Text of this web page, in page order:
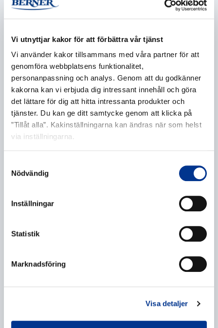
Vi utnyttjar kakor för att förbättra vår tjänst
Vi använder kakor tillsammans med våra partner för att
genomföra webbplatsens funktionalitet,
personanpassning och analys. Genom att du godkänner
kakorna kan vi erbjuda dig intressant innehåll och göra
det lättare för dig att hitta intressanta produkter och
tjänster. Du kan ge ditt samtycke genom att klicka på
”Tillåt alla”. Kakinställningarna kan ändras när som helst
via inställningarna.
Nödvändig
Inställningar
Statistik
Marknadsföring
Visa detaljer
Namn *
Företag
E-post *